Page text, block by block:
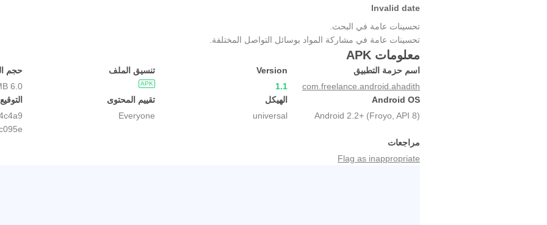
Invalid date
تحسينات عامة في البحث.
تحسينات عامة في مشاركة المواد بوسائل التواصل المختلفة.
معلومات APK
اسم حزمة التطبيق
com.freelance.android.ahadith
Version
1.1
تنسيق الملف
APK
حجم
6.0 MB
Android OS
Android 2.2+ (Froyo, API 8)
الهيكل
universal
تقييم المحتوى
Everyone
التوقيع
مراجعات
Flag as inappropriate